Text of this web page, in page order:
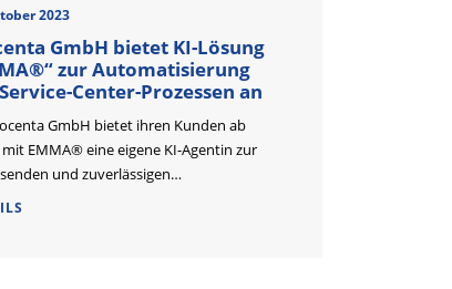
2023
GmbH bietet KI-Lösung
zur Automatisierung
Center-Prozessen an
GmbH bietet ihren Kunden ab
EMMA® eine eigene KI-Agentin zur
und zuverlässigen…